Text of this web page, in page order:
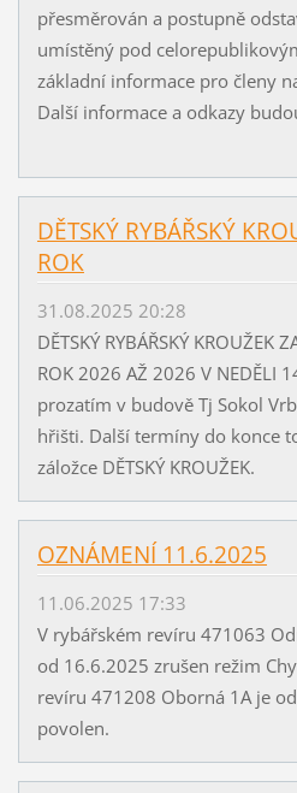
přesměrován a postupně
umístěný pod
základní informace pro členy
Další informace a odkazy
DĚTSKÝ RYBÁŘSKÝ
ROK
31.08.2025 20:28
DĚTSKÝ RYBÁŘSKÝ KROUŽEK
ROK 2026 AŽ 2026 V NEDĚLI
prozatím v budově Tj Sokol
hřišti. Další termíny do konce
záložce DĚTSKÝ KROUŽEK.
OZNÁMENÍ 11.6.2025
11.06.2025 17:33
V rybářském revíru 471063
od 16.6.2025 zrušen režim
revíru 471208 Oborná 1A je
povolen.